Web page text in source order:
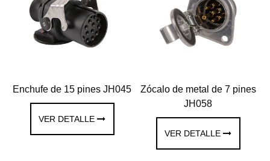
Enchufe de 15 pines JH045
VER DETALLE
Zócalo de metal de 7 pines
JH058
VER DETALLE